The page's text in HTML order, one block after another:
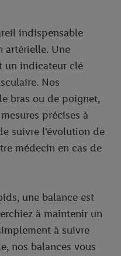
indispensable
artérielle. Une
un indicateur clé
Nos
bras ou de poignet,
précises à
suivre l'évolution de
médecin en cas de
une balance est
à maintenir un
à suivre
nos balances vous